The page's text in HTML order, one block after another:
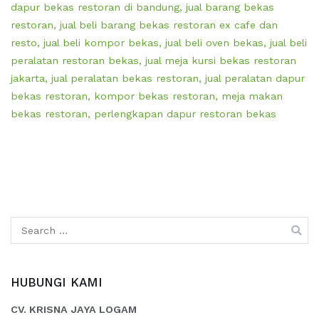
dapur bekas restoran di bandung, jual barang bekas
restoran, jual beli barang bekas restoran ex cafe dan
resto, jual beli kompor bekas, jual beli oven bekas, jual beli
peralatan restoran bekas, jual meja kursi bekas restoran
jakarta, jual peralatan bekas restoran, jual peralatan dapur
bekas restoran, kompor bekas restoran, meja makan
bekas restoran, perlengkapan dapur restoran bekas
for:
HUBUNGI KAMI
CV. KRISNA JAYA LOGAM